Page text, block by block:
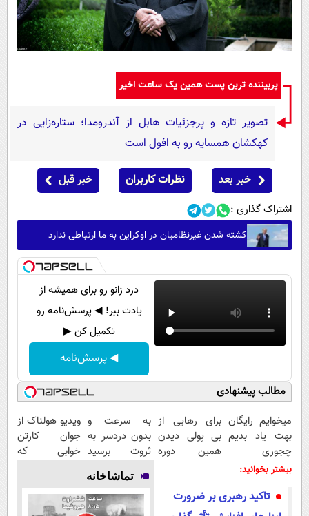
پربیننده ترین پست همین یک ساعت اخیر
تصویر تازه و پرجزئیات هابل از آندرومدا؛ ستاره‌زایی در
کهکشان همسایه رو به افول است
خبر بعد نظرات کاربران خبر قبل
اشتراک گذاری :
کشته شدن غیرنظامیان در اوکراین به ما ارتباطی ندارد
درد زانو رو برای همیشه از
یادت ببر! ◀ پرسش‌نامه رو
تکمیل کن ▶
◀ پرسش‌نامه
مطالب پیشنهادی
میخوایم رایگان
بهت یاد بدیم
چجوری
پولدارشی! باور
مجانیه
برای رهایی از
بی پولی دیدن
همین دوره
کن)
به سرعت و
بدون دردسر به
ثروت برسید
(دوره کاملا
رایگان
پولسازی)
ویدیو هولناک از
جوان کارتن
خوابی که
بیشتر بخوانید:
تاکید رهبری بر ضرورت
تماشاخانه